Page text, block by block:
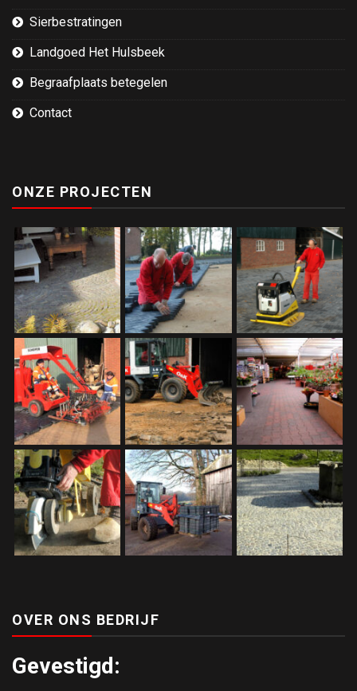
Sierbestratingen
Landgoed Het Hulsbeek
Begraafplaats betegelen
Contact
ONZE PROJECTEN
OVER ONS BEDRIJF
Gevestigd: